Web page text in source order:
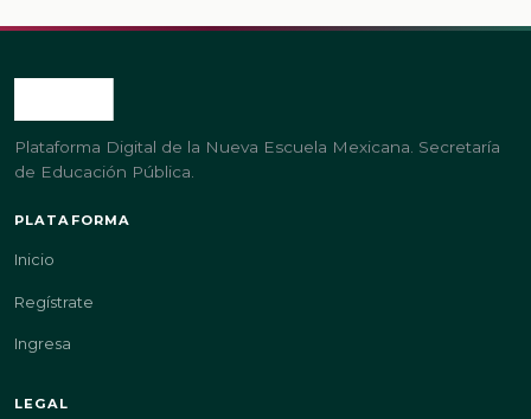
Plataforma Digital de la Nueva Escuela Mexicana. Secretaría
de Educación Pública.
PLATAFORMA
Inicio
Regístrate
Ingresa
LEGAL